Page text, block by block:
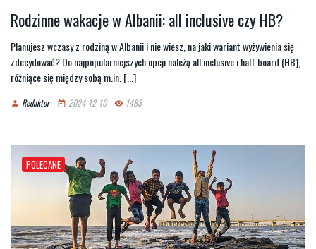
Rodzinne wakacje w Albanii: all inclusive czy HB?
Planujesz wczasy z rodziną w Albanii i nie wiesz, na jaki wariant wyżywienia się
zdecydować? Do najpopularniejszych opcji należą all inclusive i half board (HB),
różniące się między sobą m.in. [...]
person Redaktor date_range 2024-12-10 remove_red_eye 1483
POLECANE